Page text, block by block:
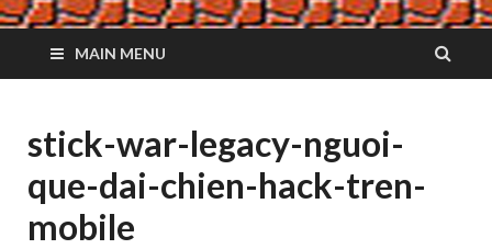
MAIN MENU
stick-war-legacy-nguoi-
que-dai-chien-hack-tren-
mobile